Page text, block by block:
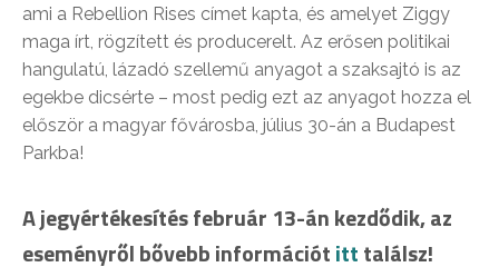
ami a Rebellion Rises címet kapta, és amelyet Ziggy
maga írt, rögzített és producerelt. Az erősen politikai
hangulatú, lázadó szellemű anyagot a szaksajtó is az
egekbe dicsérte – most pedig ezt az anyagot hozza el
először a magyar fővárosba, július 30-án a Budapest
Parkba!
A jegyértékesítés február 13-án kezdődik, az
eseményről bővebb információtitttalálsz!